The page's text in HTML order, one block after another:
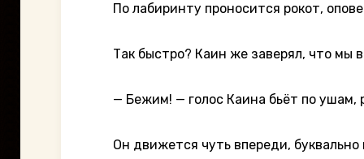
По лабиринту проносится рокот,
Так быстро? Каин же заверял, что мы
— Бежим! — голос Каина бьёт по ушам,
Он движется чуть впереди, буквально